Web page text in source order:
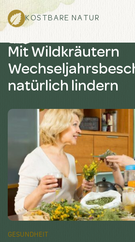
KOSTBARE NATUR
Mit Wildkräutern
natürlich lindern
GESUNDHEIT